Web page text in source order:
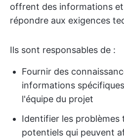
offrent des informations
répondre aux exigences
Ils sont responsables de :
Fournir des
informations
l'équipe du projet
Identifier les problèmes
potentiels qui peuvent